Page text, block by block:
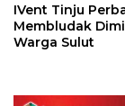
IVent Tinju
Membludak
Warga Sulut